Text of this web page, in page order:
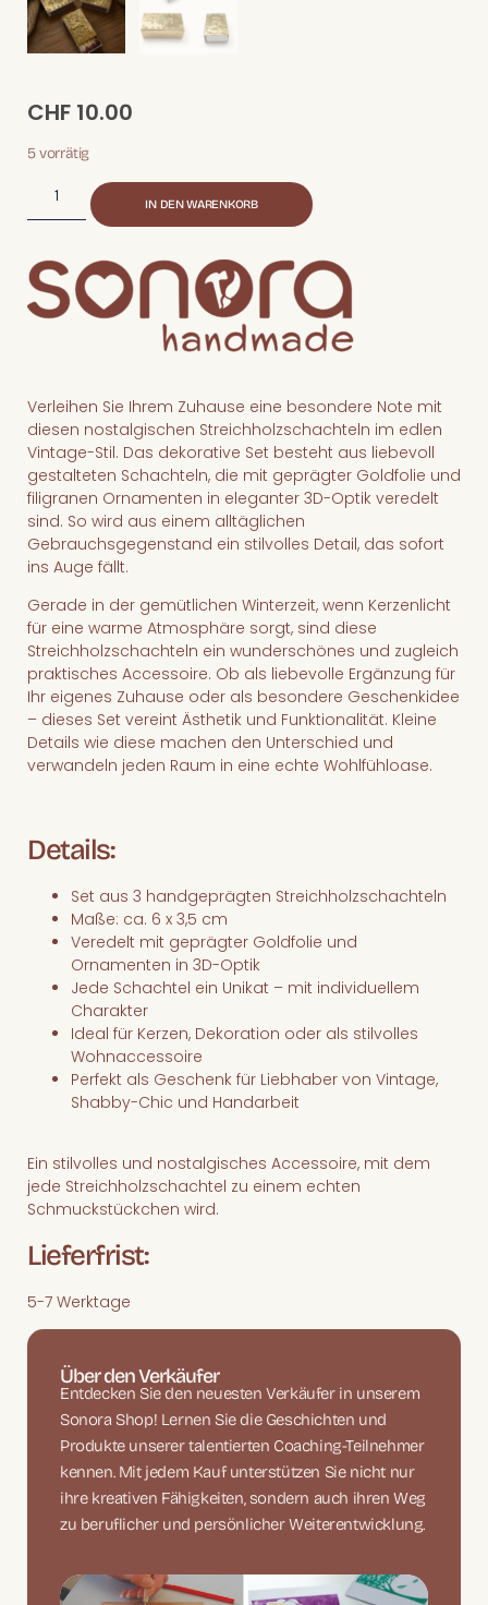
CHF 10.00
5 vorrätig
IN DEN WARENKORB
Verleihen Sie Ihrem Zuhause eine besondere Note mit
diesen nostalgischen Streichholzschachteln im edlen
Vintage-Stil. Das dekorative Set besteht aus liebevoll
gestalteten Schachteln, die mit geprägter Goldfolie und
filigranen Ornamenten in eleganter 3D-Optik veredelt
sind. So wird aus einem alltäglichen
Gebrauchsgegenstand ein stilvolles Detail, das sofort
ins Auge fällt.
Gerade in der gemütlichen Winterzeit, wenn Kerzenlicht
für eine warme Atmosphäre sorgt, sind diese
Streichholzschachteln ein wunderschönes und zugleich
praktisches Accessoire. Ob als liebevolle Ergänzung für
Ihr eigenes Zuhause oder als besondere Geschenkidee
– dieses Set vereint Ästhetik und Funktionalität. Kleine
Details wie diese machen den Unterschied und
verwandeln jeden Raum in eine echte Wohlfühloase.
Details:
Set aus 3 handgeprägten Streichholzschachteln
Maße: ca. 6 x 3,5 cm
Veredelt mit geprägter Goldfolie und
Ornamenten in 3D-Optik
Jede Schachtel ein Unikat – mit individuellem
Charakter
Ideal für Kerzen, Dekoration oder als stilvolles
Wohnaccessoire
Perfekt als Geschenk für Liebhaber von Vintage,
Shabby-Chic und Handarbeit
Ein stilvolles und nostalgisches Accessoire, mit dem
jede Streichholzschachtel zu einem echten
Schmuckstückchen wird.
Lieferfrist:
5-7 Werktage
Über den Verkäufer
Entdecken Sie den neuesten Verkäufer in unserem
Sonora Shop! Lernen Sie die Geschichten und
Produkte unserer talentierten Coaching-Teilnehmer
kennen. Mit jedem Kauf unterstützen Sie nicht nur
ihre kreativen Fähigkeiten, sondern auch ihren Weg
zu beruflicher und persönlicher Weiterentwicklung.